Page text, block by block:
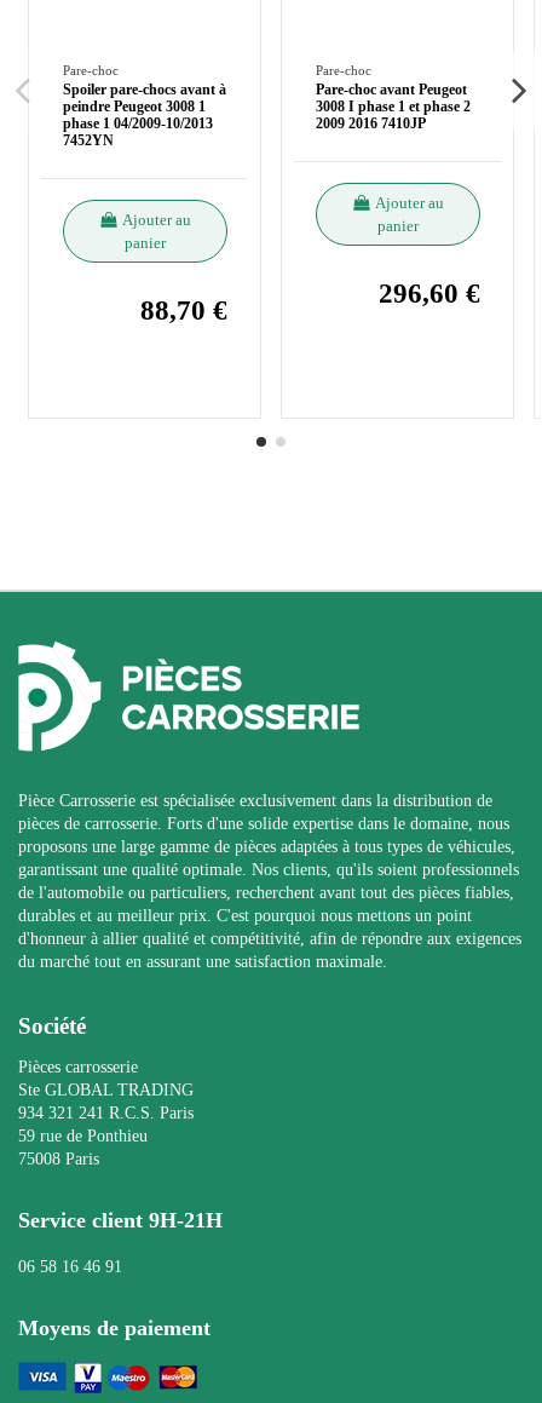
Pare-choc
Spoiler pare-chocs avant à
peindre Peugeot 3008 1
phase 1 04/2009-10/2013
7452YN
Ajouter au
panier
88,70 €
Pare-choc
Pare-choc avant Peugeot
3008 I phase 1 et phase 2
2009 2016 7410JP
Ajouter au
panier
296,60 €
Pièce Carrosserie est spécialisée exclusivement dans la distribution de
pièces de carrosserie. Forts d'une solide expertise dans le domaine, nous
proposons une large gamme de pièces adaptées à tous types de véhicules,
garantissant une qualité optimale. Nos clients, qu'ils soient professionnels
de l'automobile ou particuliers, recherchent avant tout des pièces fiables,
durables et au meilleur prix. C'est pourquoi nous mettons un point
d'honneur à allier qualité et compétitivité, afin de répondre aux exigences
du marché tout en assurant une satisfaction maximale.
Société
Pièces carrosserie
Ste GLOBAL TRADING
934 321 241 R.C.S. Paris
59 rue de Ponthieu
75008 Paris
Service client 9H-21H
06 58 16 46 91
Moyens de paiement